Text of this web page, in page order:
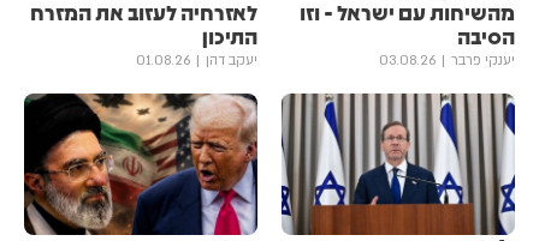
מהשיחות עם ישראל - וזו
הסיבה
יענקי פרבר 03.08.26
לאזרחיה לעזוב את המזרח
התיכון
יעקב דהן 01.08.26